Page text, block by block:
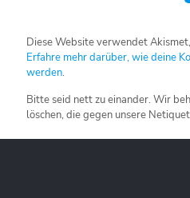
Diese Website verwendet
Erfahre mehr darüber, wie deine
werden.
Bitte seid nett zu einander. Wir
löschen, die gegen unsere